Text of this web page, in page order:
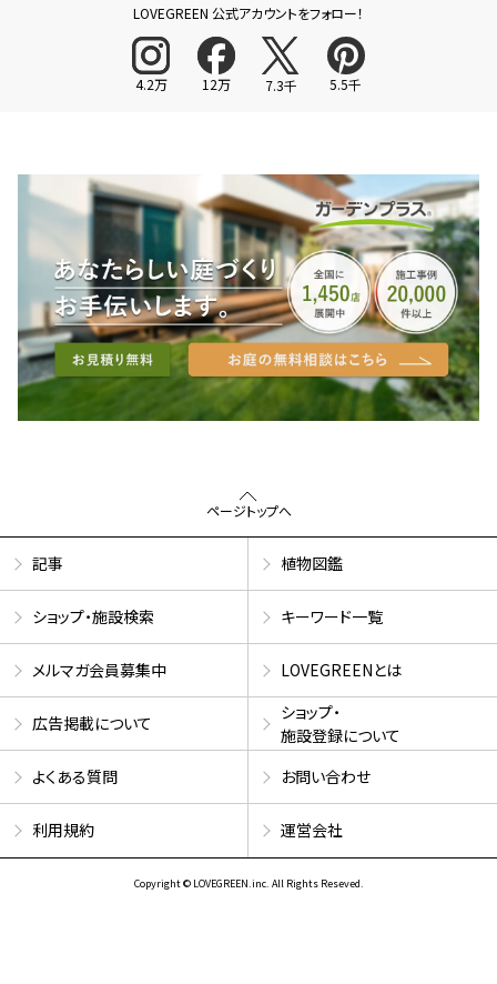
LOVEGREEN 公式アカウントをフォロー！
4.2万 12万 7.3千 5.5千
ページトップへ
記事 植物図鑑
ショップ・施設検索 キーワード一覧
メルマガ会員募集中 LOVEGREENとは
広告掲載について
ショップ・
施設登録について
よくある質問
お問い合わせ
利用規約 運営会社
Copyright © LOVEGREEN.inc. All Rights Reseved.